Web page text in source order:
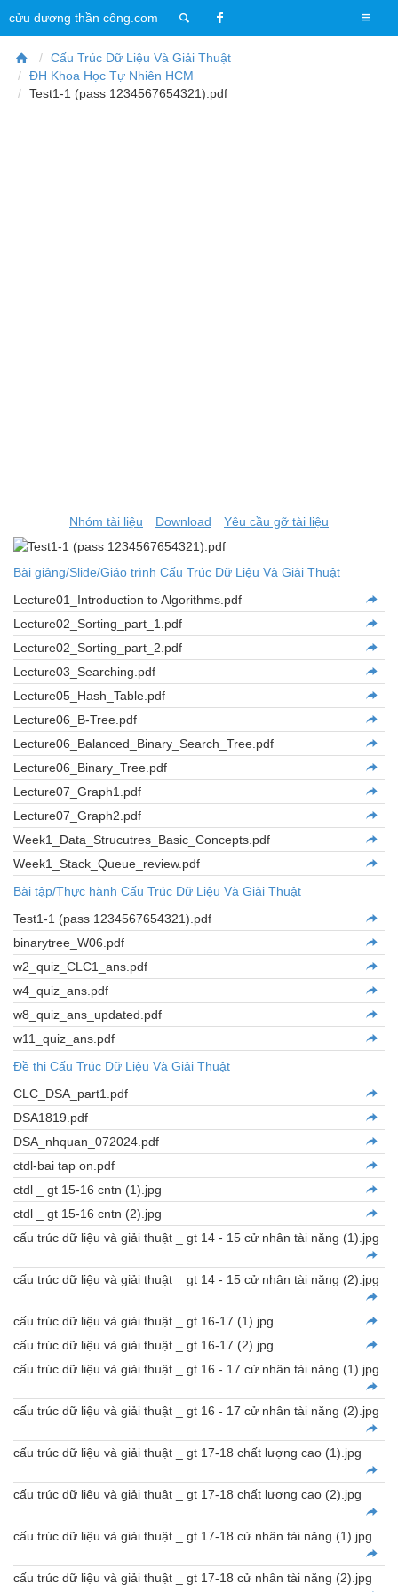
T
o
cửu dương thần công.com
Cấu Trúc Dữ Liệu Và Giải Thuật
ĐH Khoa Học Tự Nhiên HCM
Test1-1 (pass 1234567654321).pdf
Nhóm tài liệu Download Yêu cầu gỡ tài liệu
Bài giảng/Slide/Giáo trình Cấu Trúc Dữ Liệu Và Giải Thuật
Lecture01_Introduction to Algorithms.pdf
Lecture02_Sorting_part_1.pdf
Lecture02_Sorting_part_2.pdf
Lecture03_Searching.pdf
Lecture05_Hash_Table.pdf
Lecture06_B-Tree.pdf
Lecture06_Balanced_Binary_Search_Tree.pdf
Lecture06_Binary_Tree.pdf
Lecture07_Graph1.pdf
Lecture07_Graph2.pdf
Week1_Data_Strucutres_Basic_Concepts.pdf
Week1_Stack_Queue_review.pdf
Bài tập/Thực hành Cấu Trúc Dữ Liệu Và Giải Thuật
Test1-1 (pass 1234567654321).pdf
binarytree_W06.pdf
w2_quiz_CLC1_ans.pdf
w4_quiz_ans.pdf
w8_quiz_ans_updated.pdf
w11_quiz_ans.pdf
Đề thi Cấu Trúc Dữ Liệu Và Giải Thuật
CLC_DSA_part1.pdf
DSA1819.pdf
DSA_nhquan_072024.pdf
ctdl-bai tap on.pdf
ctdl _ gt 15-16 cntn (1).jpg
ctdl _ gt 15-16 cntn (2).jpg
cấu trúc dữ liệu và giải thuật _ gt 14 - 15 cử nhân tài năng (1).jpg
cấu trúc dữ liệu và giải thuật _ gt 14 - 15 cử nhân tài năng (2).jpg
cấu trúc dữ liệu và giải thuật _ gt 16-17 (1).jpg
cấu trúc dữ liệu và giải thuật _ gt 16-17 (2).jpg
cấu trúc dữ liệu và giải thuật _ gt 16 - 17 cử nhân tài năng (1).jpg
cấu trúc dữ liệu và giải thuật _ gt 16 - 17 cử nhân tài năng (2).jpg
cấu trúc dữ liệu và giải thuật _ gt 17-18 chất lượng cao (1).jpg
cấu trúc dữ liệu và giải thuật _ gt 17-18 chất lượng cao (2).jpg
cấu trúc dữ liệu và giải thuật _ gt 17-18 cử nhân tài năng (1).jpg
cấu trúc dữ liệu và giải thuật _ gt 17-18 cử nhân tài năng (2).jpg